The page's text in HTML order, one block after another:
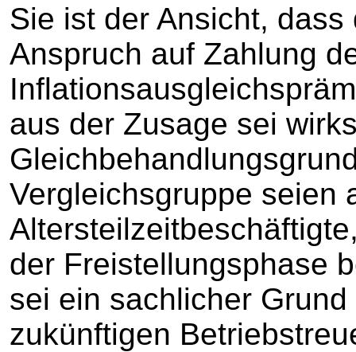
Sie ist der Ansicht,
Anspruch auf Zahlung
aus der Zusage sei
Vergleichsgruppe seien
der Freistellungsphase
sei ein sachlicher
zukünftigen